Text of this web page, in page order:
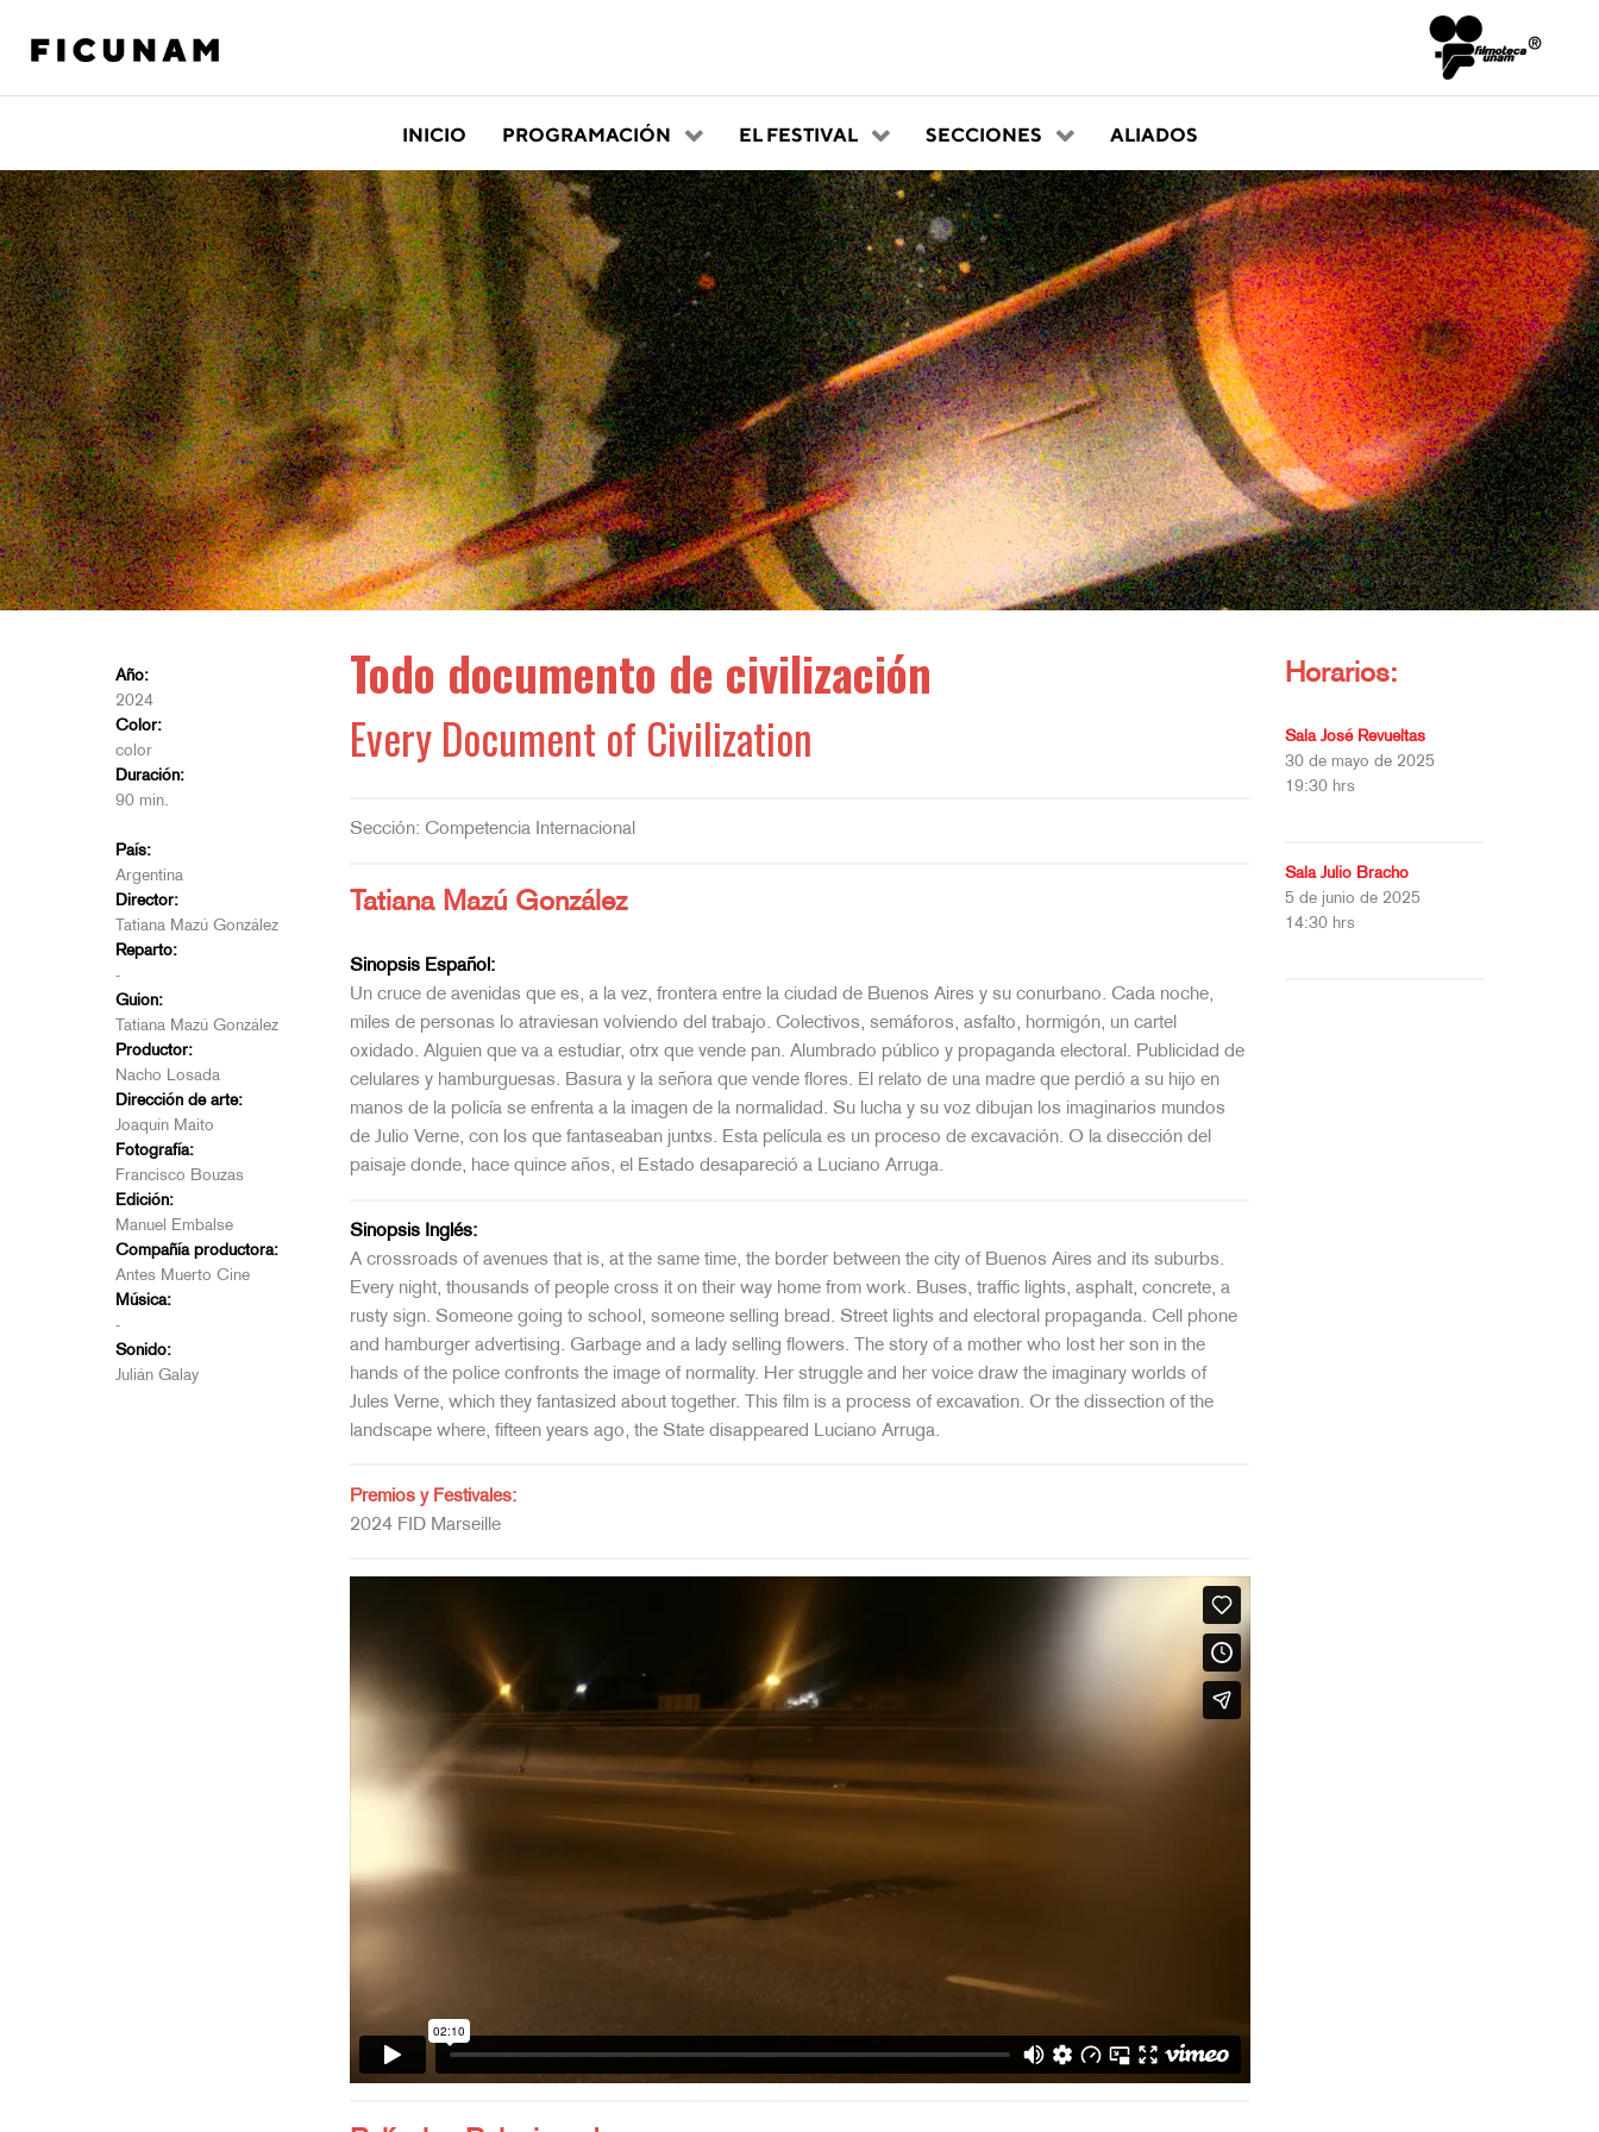
INICIO PROGRAMACIÓN EL FESTIVAL SECCIONES ALIADOS
Año:
2024
Color:
color
Duración:
90 min.
País:
Argentina
Director:
Tatiana Mazú González
Reparto:
-
Guion:
Tatiana Mazú González
Productor:
Nacho Losada
Dirección de arte:
Joaquín Maito
Fotografía:
Francisco Bouzas
Edición:
Manuel Embalse
Compañía productora:
Antes Muerto Cine
Música:
-
Sonido:
Julián Galay
Todo documento de civilización
Every Document of Civilization
Sección: Competencia Internacional
Tatiana Mazú González
Sinopsis Español:
Un cruce de avenidas que es, a la vez, frontera entre la ciudad de Buenos Aires y su conurbano. Cada noche,
miles de personas lo atraviesan volviendo del trabajo. Colectivos, semáforos, asfalto, hormigón, un cartel
oxidado. Alguien que va a estudiar, otrx que vende pan. Alumbrado público y propaganda electoral. Publicidad de
celulares y hamburguesas. Basura y la señora que vende flores. El relato de una madre que perdió a su hijo en
manos de la policía se enfrenta a la imagen de la normalidad. Su lucha y su voz dibujan los imaginarios mundos
de Julio Verne, con los que fantaseaban juntxs. Esta película es un proceso de excavación. O la disección del
paisaje donde, hace quince años, el Estado desapareció a Luciano Arruga.
Sinopsis Inglés:
A crossroads of avenues that is, at the same time, the border between the city of Buenos Aires and its suburbs.
Every night, thousands of people cross it on their way home from work. Buses, traffic lights, asphalt, concrete, a
rusty sign. Someone going to school, someone selling bread. Street lights and electoral propaganda. Cell phone
and hamburger advertising. Garbage and a lady selling flowers. The story of a mother who lost her son in the
hands of the police confronts the image of normality. Her struggle and her voice draw the imaginary worlds of
Jules Verne, which they fantasized about together. This film is a process of excavation. Or the dissection of the
landscape where, fifteen years ago, the State disappeared Luciano Arruga.
Premios y Festivales:
2024 FID Marseille
Horarios:
Sala José Revueltas
30 de mayo de 2025
19:30 hrs
Sala Julio Bracho
5 de junio de 2025
14:30 hrs